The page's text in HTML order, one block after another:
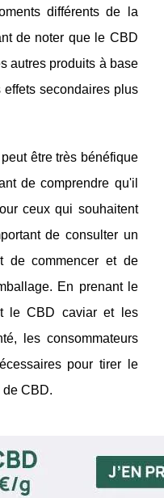
différents de la
de noter que le CBD
autres produits à base
secondaires plus
être très bénéfique
de comprendre qu'il
ceux qui souhaitent
de consulter un
de commencer et de
En prenant le
le CBD caviar et les
les consommateurs
pour tirer le
de CBD.